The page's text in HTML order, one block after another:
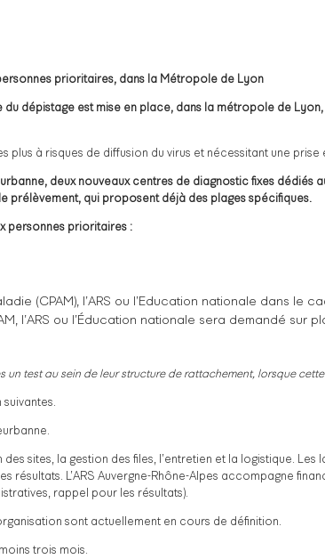
prioritaires, dans la Métropole de Lyon
dépistage est mise en place, dans la métropole de Lyon,
à risques de diffusion du virus et nécessitant une
deux nouveaux centres de diagnostic fixes dédiés
prélèvement, qui proposent déjà des plages spécifiques.
personnes prioritaires :
(CPAM), l’ARS ou l’Education nationale dans le
l’ARS ou l’Éducation nationale sera demandé sur
test au sein de leur structure de rattachement, lorsque
sites, la gestion des files, l’entretien et la logistique.
résultats. L’ARS Auvergne-Rhône-Alpes accompagne
rappel pour les résultats).
sont actuellement en cours de définition.
trois mois.